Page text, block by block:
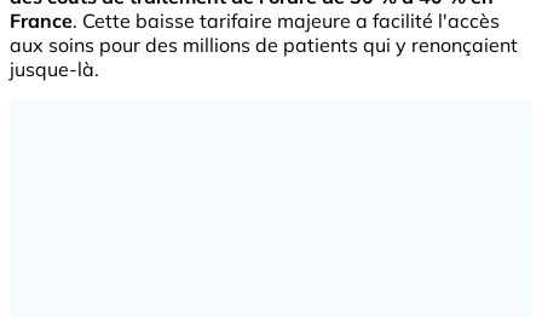
France. Cette baisse tarifaire majeure a facilité l'accès
aux soins pour des millions de patients qui y renonçaient
jusque-là.